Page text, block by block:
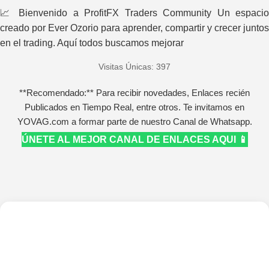
📈 Bienvenido a ProfitFX Traders Community Un espacio
creado por Ever Ozorio para aprender, compartir y crecer juntos
en el trading. Aquí todos buscamos mejorar
Visitas Únicas: 397
**Recomendado:** Para recibir novedades, Enlaces recién
Publicados en Tiempo Real, entre otros. Te invitamos en
YOVAG.com a formar parte de nuestro Canal de Whatsapp.
ÚNETE AL MEJOR CANAL DE ENLACES AQUI 📱